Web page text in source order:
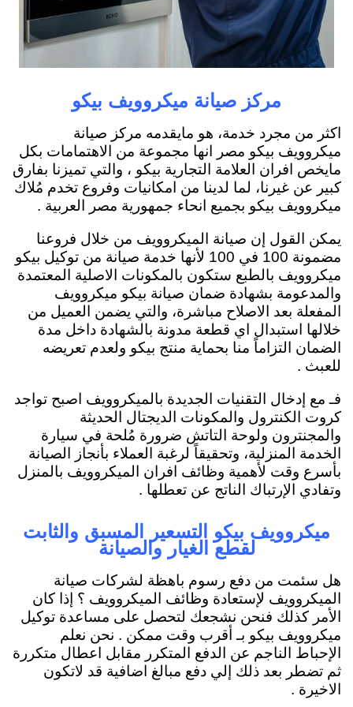
مركز صيانة ميكروويف بيكو
اكثر من مجرد خدمة، هو مايقدمه مركز صيانة
ميكروويف بيكو مصر انها مجموعة من الاهتمامات بكل
مايخص افران العلامة التجارية بيكو ، والتي تميزنا بفارق
كبير عن غيرنا، لما لدينا من امكانيات وفروع تخدم مُلاك
ميكروويف بيكو بجميع انحاء جمهورية مصر العربية .
يمكن القول إن صيانة الميكروويف من خلال فروعنا
مضمونة 100 في 100 لأنها خدمة صيانة من توكيل بيكو
ميكروويف بالطبع ستكون بالمكونات الاصلية المعتمدة
والمدعومة بشهادة ضمان صيانة بيكو ميكروويف
المفعلة بعد الاصلاح مباشرة، والتي يضمن العميل من
خلالها استبدال اي قطعة مدونة بالشهادة داخل مدة
الضمان التزاماً منا بحماية منتج بيكو ولعدم تعريضه
للعبث .
فـ مع إدخال التقنيات الجديدة بالميكروويف اصبح تواجد
كروت الكنترول والمكونات الديجتال الحديثة
والمجنترون ولوحة التاتش ضرورة مُلحة في سيارة
الخدمة المنزلية، وتحقيقاً لرغبة العملاء بأنجاز الصيانة
بأسرع وقت لأهمية وظائف افران الميكروويف بالمنزل
وتفادي الإرتباك الناتج عن تعطلها .
ميكروويف بيكو التسعير المسبق والثابت
لقطع الغيار والصيانة
هل سئمت من دفع رسوم باهظة لشركات صيانة
الميكروويف لإستعادة وظائف الميكروويف ؟ إذا كان
الأمر كذلك فنحن نشجعك لتحصل على مساعدة توكيل
ميكروويف بيكو بـ أقرب وقت ممكن . نحن نعلم
الإحباط الناجم عن الدفع المتكرر مقابل اعطال متكررة
ثم تضطر بعد ذلك إلي دفع مبالغ اضافية قد لاتكون
الاخيرة .